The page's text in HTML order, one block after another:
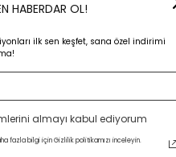
HABERDAR OL!
ilk sen keşfet, sana özel indirimi
almayı kabul ediyorum
fazla bilgi için Gizlilik politikamızı inceleyin.